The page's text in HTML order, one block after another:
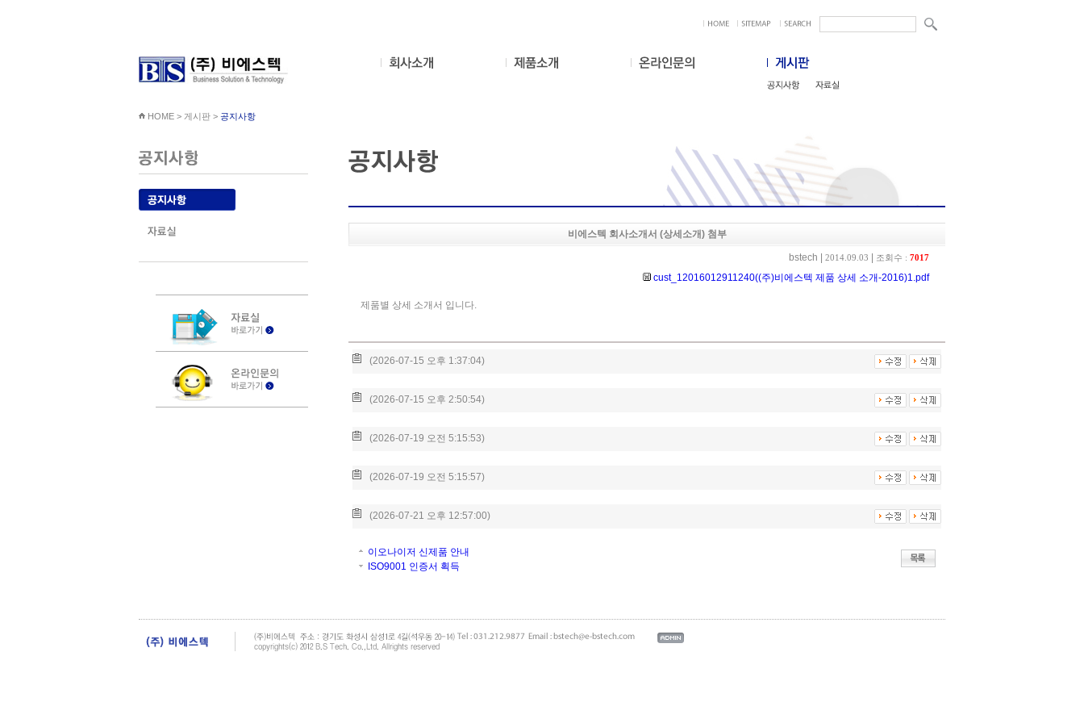
HOME > 게시판 > 공지사항
비에스텍 회사소개서 (상세소개) 첨부
bstech 2014.09.03 조회수 : 7017
cust_12016012911240((주)비에스텍 제품 상세 소개-2016)1.pdf
제품별 상세 소개서 입니다.
(2026-07-15 오후 1:37:04)
(2026-07-15 오후 2:50:54)
(2026-07-19 오전 5:15:53)
(2026-07-19 오전 5:15:57)
(2026-07-21 오후 12:57:00)
이오나이저 신제품 안내
ISO9001 인증서 획득